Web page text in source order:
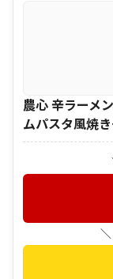
農心 辛ラーメ
ムパスタ風焼